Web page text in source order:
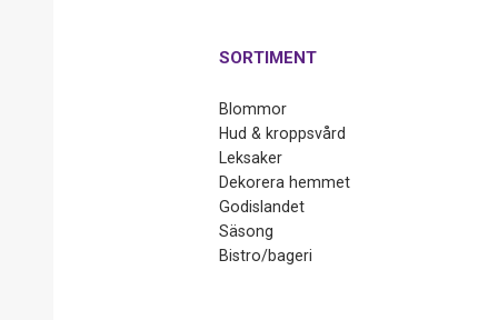
SORTIMENT
Blommor
Hud & kroppsvård
Leksaker
Dekorera hemmet
Godislandet
Säsong
Bistro/bageri